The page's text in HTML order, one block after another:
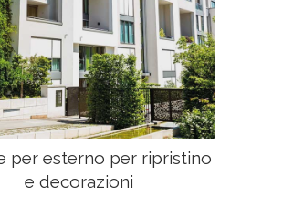
per esterno per ripristino
e decorazioni